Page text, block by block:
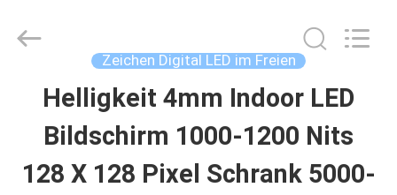
HAUS
PRODUKTE
Labs
Zeichen Digital LED im Freien
Helligkeit 4mm Indoor LED
Bildschirm 1000-1200 Nits
128 X 128 Pixel Schrank 5000-